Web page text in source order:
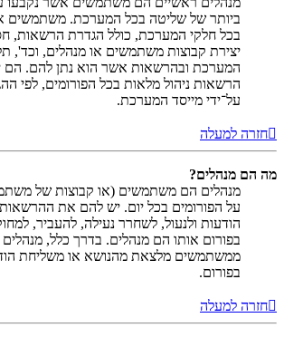
ביותר של שליטה בכל המערכת. משתמשים
בכל חלקי המערכת, כולל הגדרת הרשאות,
יצירת קבוצות משתמשים או מנהלים, וכד',
המערכת ובהרשאות אשר הוא נתן להם. הם
הרשאות ניהול מלאות בכל הפורומים, לפי
על־ידי מייסד המערכת.
חזרה למעלה
מה הם מנהלים?
מנהלים הם משתמשים (או קבוצות של
על הפורומים בכל יום. יש להם את ההרשאות
הודעות ולנעול, לשחרר נעילה, להעביר,
בפורום אותו הם מנהלים. בדרך כלל, מנהלים
ממשתמשים מלצאת מהנושא או משליחת
בפורום.
חזרה למעלה